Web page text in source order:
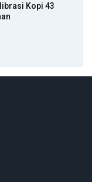
Kopi 43